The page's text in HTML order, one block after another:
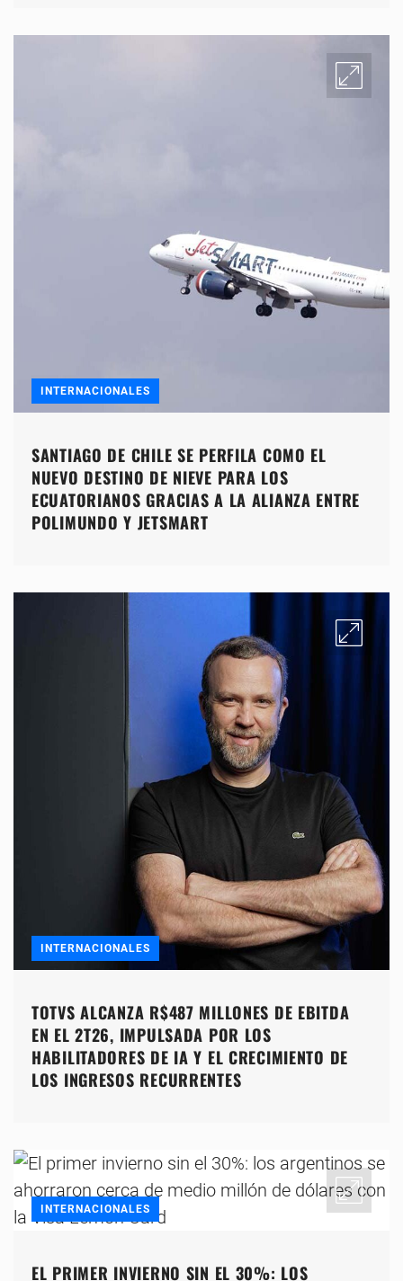
INTERNACIONALES
SANTIAGO DE CHILE SE PERFILA COMO EL
NUEVO DESTINO DE NIEVE PARA LOS
ECUATORIANOS GRACIAS A LA ALIANZA ENTRE
POLIMUNDO Y JETSMART
INTERNACIONALES
TOTVS ALCANZA R$487 MILLONES DE EBITDA
EN EL 2T26, IMPULSADA POR LOS
HABILITADORES DE IA Y EL CRECIMIENTO DE
LOS INGRESOS RECURRENTES
INTERNACIONALES
EL PRIMER INVIERNO SIN EL 30%: LOS